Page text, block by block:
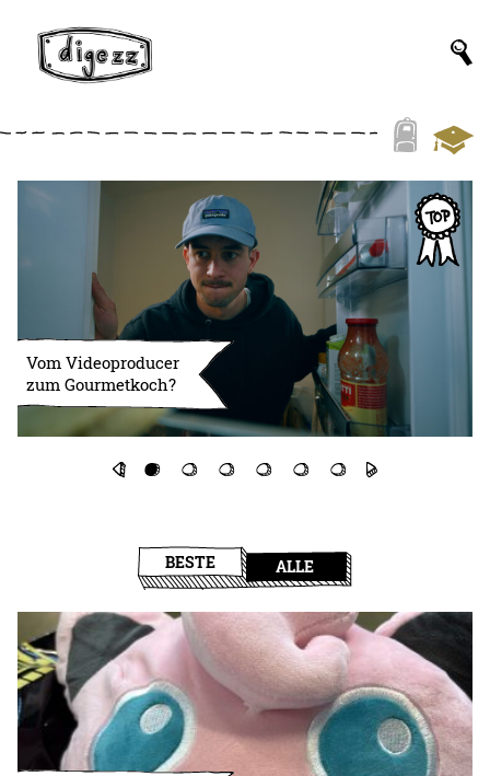
Vom Videoproducer
zum Gourmetkoch?
BESTE ALLE